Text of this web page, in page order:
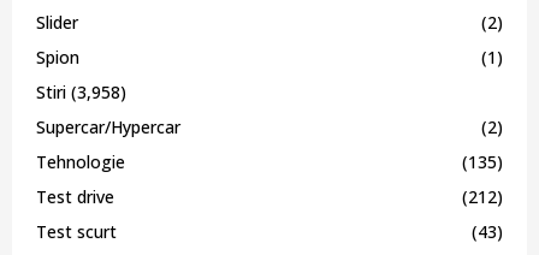
Slider
(2)
Spion
(1)
Stiri (3,958)
Supercar/Hypercar
(2)
Tehnologie
(135)
Test drive
(212)
Test scurt
(43)